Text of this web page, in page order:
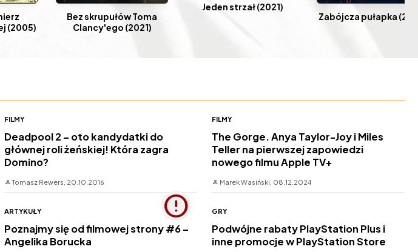
(2005)
Bez skrupułów Toma
Clancy'ego (2021)
Jeden strzał (2021)
Zabójcza pułapka
FILMY
Deadpool 2 – oto kandydatki do
głównej roli żeńskiej! Która zagra
Domino?
Tomasz Rewers, 20.10.2016
FILMY
The Gorge. Anya Taylor-Joy i Miles
Teller na pierwszej zapowiedzi
nowego filmu Apple TV+
Marek Wasiński, 08.12.2024
ARTYKUŁY
Poznajmy się od filmowej strony #6 –
Angelika Borucka
GRY
Podwójne rabaty PlayStation Plus i
inne promocje w PlayStation Store